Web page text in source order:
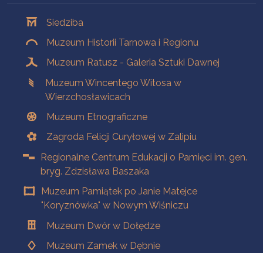
Siedziba
Muzeum Historii Tarnowa i Regionu
Muzeum Ratusz - Galeria Sztuki Dawnej
Muzeum Wincentego Witosa w
Wierzchosławicach
Muzeum Etnograficzne
Zagroda Felicji Curyłowej w Zalipiu
Regionalne Centrum Edukacji o Pamięci im. gen.
bryg. Zdzisława Baszaka
Muzeum Pamiątek po Janie Matejce
"Koryznówka" w Nowym Wiśniczu
Muzeum Dwór w Dołędze
Muzeum Zamek w Dębnie